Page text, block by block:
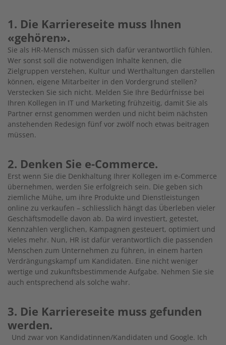
1. Die Karriereseite muss Ihnen
«gehören».
Sie als HR-Mensch müssen sich dafür verantwortlich fühlen.
Wer sonst soll die notwendigen Inhalte kennen, die
Zielgruppen verstehen, Kultur und Werthaltungen darstellen
können, eigene Mitarbeiter in den Vordergrund stellen?
Verstecken Sie sich nicht. Melden Sie Ihre Bedürfnisse bei
Ihren Kollegen in IT und Marketing frühzeitig, damit Sie als
Partner ernst genommen werden und nicht beim nächsten
anstehenden Redesign fünf vor zwölf noch etwas beitragen
müssen.
2. Denken Sie e-Commerce.
Erst wenn Sie die Denkhaltung Ihrer Kollegen im e-Commerce
übernehmen, werden Sie erfolgreich sein. Die geben sich
ziemliche Mühe, um ihre Produkte und Dienstleistungen
online zu verkaufen – schliesslich hängt das Überleben vieler
Geschäftsmodelle davon ab. Da wird investiert, getestet,
Kennzahlen verglichen, Kampagnen gesteuert, optimiert und
vieles mehr. Nun, HR ist dafür verantwortlich die passenden
Menschen zum Unternehmen zu führen, in einem harten
Verdrängungskampf um Kandidaten. Eine nicht weniger
wertige und zukunftsbestimmende Aufgabe. Nehmen Sie sie
auch entsprechend als solche wahr.
3. Die Karriereseite muss gefunden
werden.
Und zwar von Kandidatinnen/Kandidaten und Google. Ich